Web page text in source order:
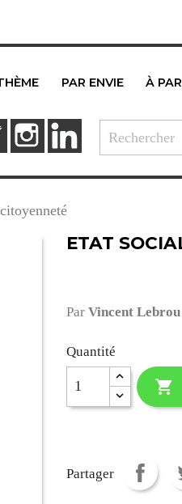
PAR ENVIE À
Twitter Instagram
ETAT
Par Vincent Lebrou
Quantité

Partager